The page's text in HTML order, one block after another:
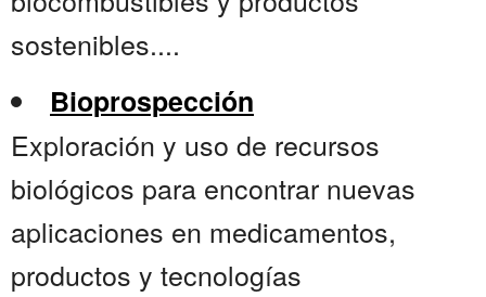
sostenibles....
Bioprospección
Exploración y uso de recursos
biológicos para encontrar nuevas
aplicaciones en medicamentos,
productos y tecnologías